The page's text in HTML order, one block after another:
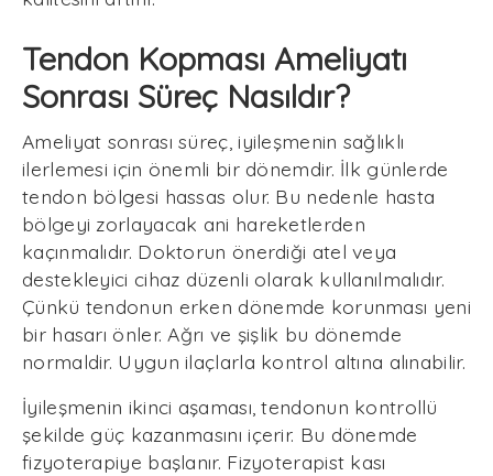
Tendon Kopması Ameliyatı
Sonrası Süreç Nasıldır?
Ameliyat sonrası süreç, iyileşmenin sağlıklı
ilerlemesi için önemli bir dönemdir. İlk günlerde
tendon bölgesi hassas olur. Bu nedenle hasta
bölgeyi zorlayacak ani hareketlerden
kaçınmalıdır. Doktorun önerdiği atel veya
destekleyici cihaz düzenli olarak kullanılmalıdır.
Çünkü tendonun erken dönemde korunması yeni
bir hasarı önler. Ağrı ve şişlik bu dönemde
normaldir. Uygun ilaçlarla kontrol altına alınabilir.
İyileşmenin ikinci aşaması, tendonun kontrollü
şekilde güç kazanmasını içerir. Bu dönemde
fizyoterapiye başlanır. Fizyoterapist kası